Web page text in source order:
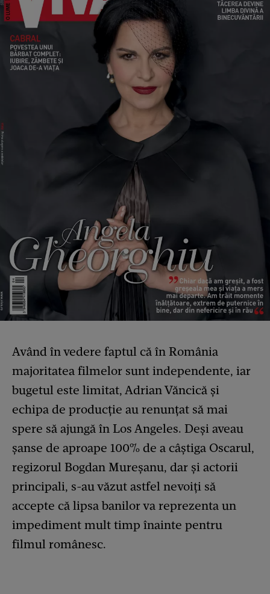
Având în vedere faptul că în România
majoritatea filmelor sunt independente, iar
bugetul este limitat, Adrian Văncică și
echipa de producție au renunțat să mai
spere să ajungă în Los Angeles. Deși aveau
șanse de aproape 100% de a câștiga Oscarul,
regizorul Bogdan Mureșanu, dar și actorii
principali, s-au văzut astfel nevoiți să
accepte că lipsa banilor va reprezenta un
impediment mult timp înainte pentru
filmul românesc.